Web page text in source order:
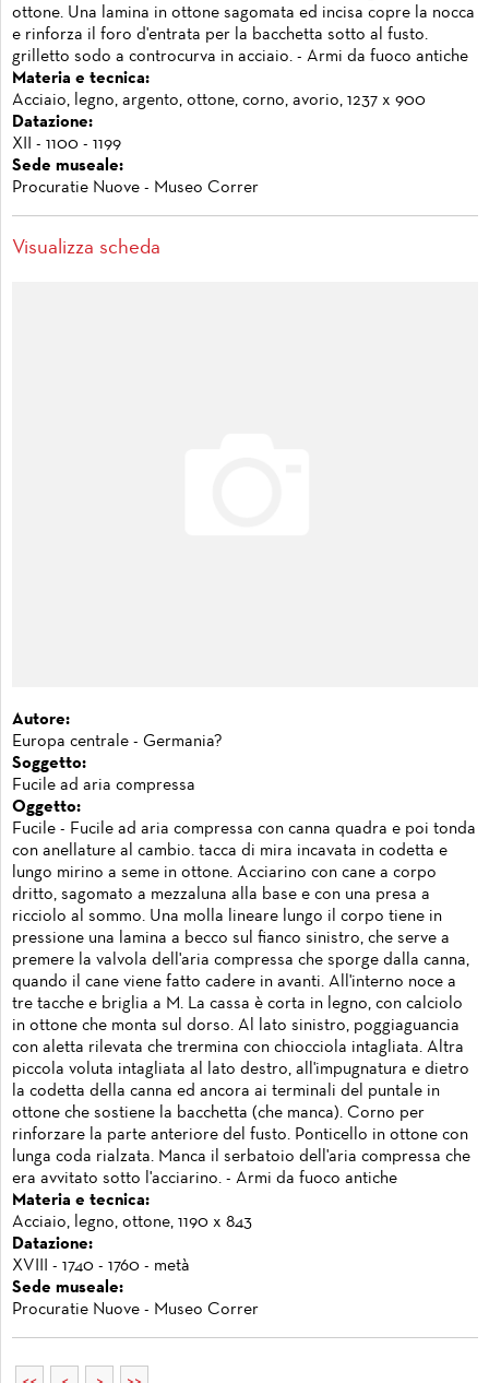
ottone. Una lamina in ottone sagomata ed incisa copre la nocca
e rinforza il foro d'entrata per la bacchetta sotto al fusto.
grilletto sodo a controcurva in acciaio. - Armi da fuoco antiche
Materia e tecnica:
Acciaio, legno, argento, ottone, corno, avorio, 1237 x 900
Datazione:
XII - 1100 - 1199
Sede museale:
Procuratie Nuove - Museo Correr
Visualizza scheda
Autore:
Europa centrale - Germania?
Soggetto:
Fucile ad aria compressa
Oggetto:
Fucile - Fucile ad aria compressa con canna quadra e poi tonda
con anellature al cambio. tacca di mira incavata in codetta e
lungo mirino a seme in ottone. Acciarino con cane a corpo
dritto, sagomato a mezzaluna alla base e con una presa a
ricciolo al sommo. Una molla lineare lungo il corpo tiene in
pressione una lamina a becco sul fianco sinistro, che serve a
premere la valvola dell'aria compressa che sporge dalla canna,
quando il cane viene fatto cadere in avanti. All'interno noce a
tre tacche e briglia a M. La cassa è corta in legno, con calciolo
in ottone che monta sul dorso. Al lato sinistro, poggiaguancia
con aletta rilevata che trermina con chiocciola intagliata. Altra
piccola voluta intagliata al lato destro, all'impugnatura e dietro
la codetta della canna ed ancora ai terminali del puntale in
ottone che sostiene la bacchetta (che manca). Corno per
rinforzare la parte anteriore del fusto. Ponticello in ottone con
lunga coda rialzata. Manca il serbatoio dell'aria compressa che
era avvitato sotto l'acciarino. - Armi da fuoco antiche
Materia e tecnica:
Acciaio, legno, ottone, 1190 x 843
Datazione:
XVIII - 1740 - 1760 - metà
Sede museale:
Procuratie Nuove - Museo Correr